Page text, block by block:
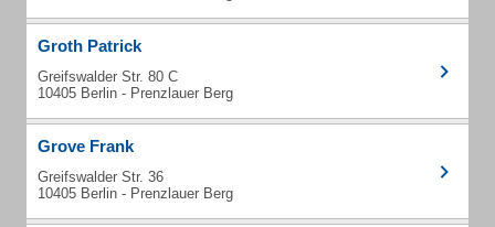
Groth Patrick
Greifswalder Str. 80 C
10405 Berlin - Prenzlauer Berg
Grove Frank
Greifswalder Str. 36
10405 Berlin - Prenzlauer Berg